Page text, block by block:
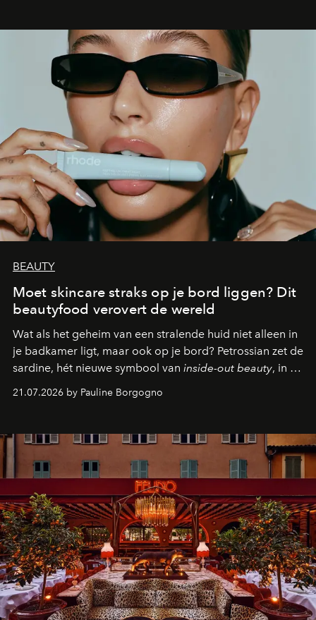
BEAUTY
Moet skincare straks op je bord liggen? Dit
beautyfood verovert de wereld
Wat als het geheim van een stralende huid niet alleen in
je badkamer ligt, maar ook op je bord? Petrossian zet de
sardine, hét nieuwe symbool van inside-out beauty, in de
21.07.2026 by Pauline Borgogno